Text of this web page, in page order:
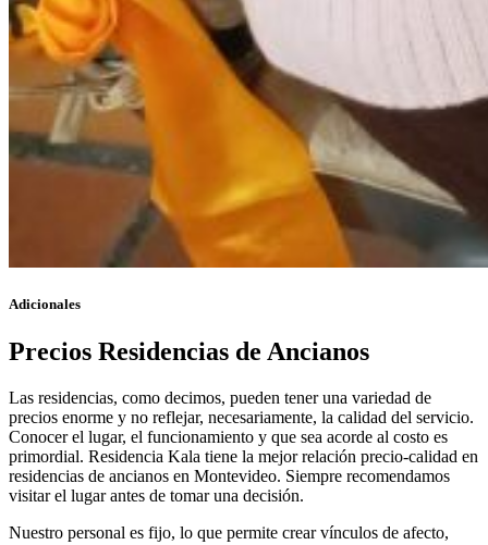
Adicionales
Precios Residencias de Ancianos
Las residencias, como decimos, pueden tener una variedad de
precios enorme y no reflejar, necesariamente, la calidad del servicio.
Conocer el lugar, el funcionamiento y que sea acorde al costo es
primordial. Residencia Kala tiene la mejor relación precio-calidad en
residencias de ancianos en Montevideo. Siempre recomendamos
visitar el lugar antes de tomar una decisión.
Nuestro personal es fijo, lo que permite crear vínculos de afecto,